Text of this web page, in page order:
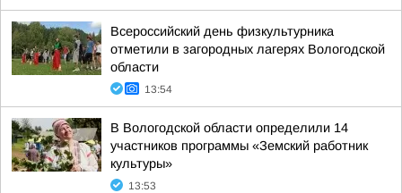
Всероссийский день физкультурника
отметили в загородных лагерях Вологодской
области
13:54
В Вологодской области определили 14
участников программы «Земский работник
культуры»
13:53